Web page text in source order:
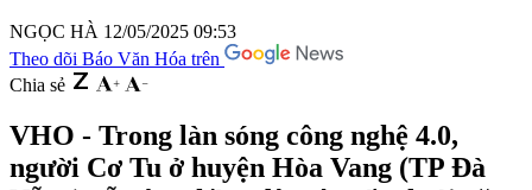
NGỌC HÀ 12/05/2025 09:53
Theo dõi Báo Văn Hóa trên
Chia sẻ
VHO - Trong làn sóng công nghệ 4.0,
người Cơ Tu ở huyện Hòa Vang (TP Đà